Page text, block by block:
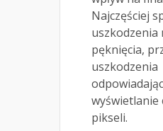
Najczęściej
uszkodzenia
pęknięcia,
uszkodzenia
wyświetlanie
pikseli.